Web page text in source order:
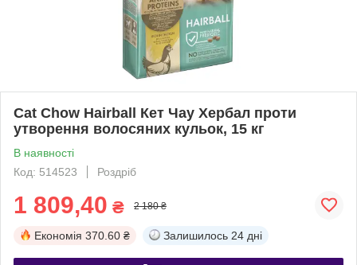
Cat Chow Hairball Кет Чау Хербал проти
утворення волосяних кульок, 15 кг
В наявності
Код: 514523
Роздріб
1 809,40 ₴ 2 180 ₴
Економія 370.60 ₴ Залишилось 24 дні